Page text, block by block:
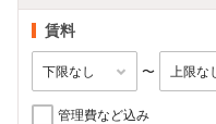
賃料
〜
管理費など込み